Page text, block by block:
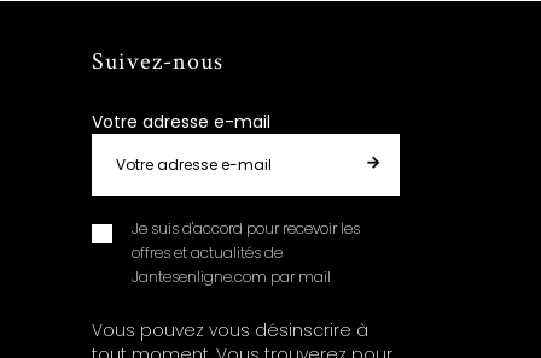
Suivez-nous
Votre adresse e-mail
Je suis d'accord pour recevoir les
offres et actualités de
Jantesenligne.com par mail
Vous pouvez vous désinscrire à